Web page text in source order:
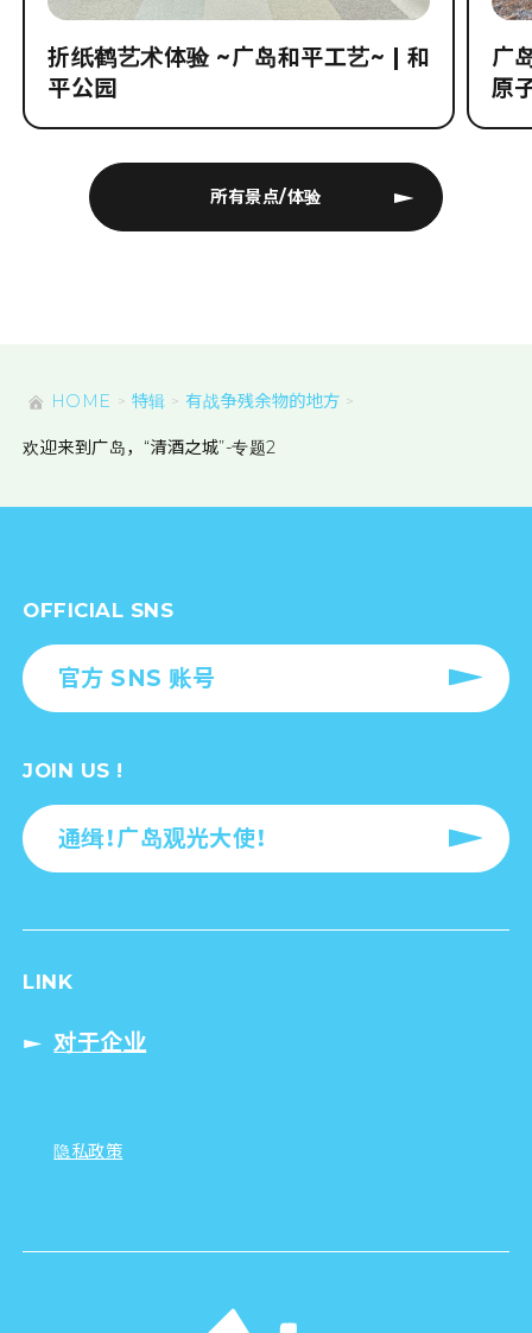
所有景点/体验
折纸鹤艺术体验 ~广岛和平工艺~ | 和
平公园
广
原
HOME 特辑 有战争残余物的地方
欢迎来到广岛，“清酒之城”-专题2
OFFICIAL SNS
官方 SNS 账号
JOIN US !
通缉！广岛观光大使！
LINK
对于企业
隐私政策